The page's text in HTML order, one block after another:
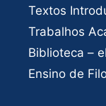
Textos
Trabalhos
Biblioteca –
Ensino de